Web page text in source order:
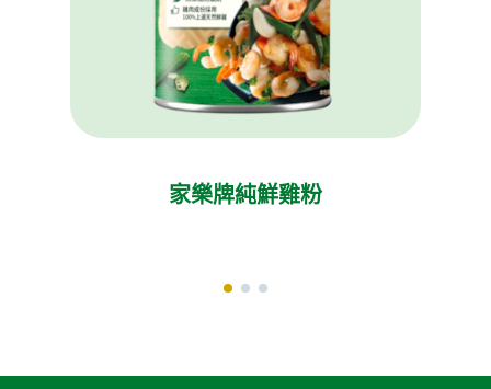
家樂牌純鮮雞粉